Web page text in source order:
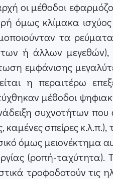
οι μέθοδοι
όμως κλίμακα
τα
ή άλλων μεγεθών),
εμφάνισης
η περαιτέρω
μέθοδοι
συχνοτήτων
καμένες σπείρες
όμως μειονέκτημα
(ροπή-
τροφοδοτούν τις